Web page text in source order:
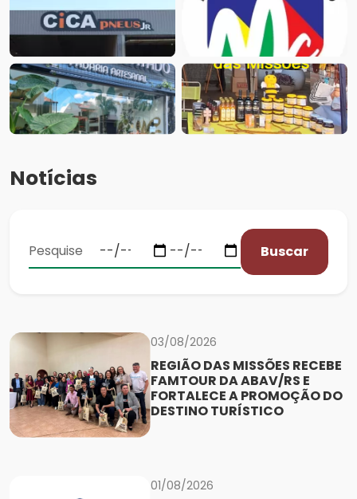
Notícias
Buscar
03/08/2026
REGIÃO DAS MISSÕES RECEBE
FAMTOUR DA ABAV/RS E
FORTALECE A PROMOÇÃO DO
DESTINO TURÍSTICO
01/08/2026